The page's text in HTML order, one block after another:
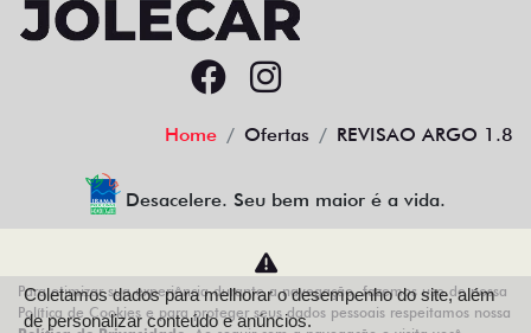
Home Ofertas REVISAO ARGO 1.8
Desacelere. Seu bem maior é a vida.
AZZURRA VEICULOS LTDA
Para otimizar sua experiência durante a navegação, fazemos uso de nossa
Política de Cookies e para proteger seus dados pessoais respeitamos nossa
Coletamos dados para melhorar o desempenho do site, além
de personalizar conteúdo e anúncios.